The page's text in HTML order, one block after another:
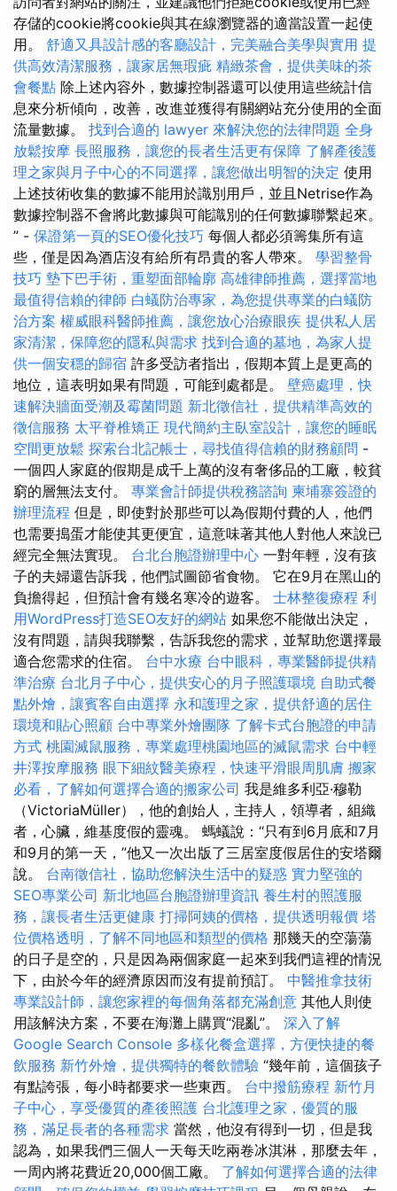
存儲的cookie將cookie與其在線瀏覽器的適當設置一起使
用。 舒適又具設計感的客廳設計，完美融合美學與實用 提
供高效清潔服務，讓家居無瑕疵 精緻茶會，提供美味的茶
會餐點 除上述內容外，數據控制器還可以使用這些統計信
息來分析傾向，改善，改進並獲得有關網站充分使用的全面
流量數據。 找到合適的 lawyer 來解決您的法律問題 全身
放鬆按摩 長照服務，讓您的長者生活更有保障 了解產後護
理之家與月子中心的不同選擇，讓您做出明智的決定 使用
上述技術收集的數據不能用於識別用戶，並且Netrise作為
數據控制器不會將此數據與可能識別的任何數據聯繫起來。
” - 保證第一頁的SEO優化技巧 每個人都必須籌集所有這
些，僅是因為酒店沒有給所有昂貴的客人帶來。 學習整骨
技巧 墊下巴手術，重塑面部輪廓 高雄律師推薦，選擇當地
最值得信賴的律師 白蟻防治專家，為您提供專業的白蟻防
治方案 權威眼科醫師推薦，讓您放心治療眼疾 提供私人居
家清潔，保障您的隱私與需求 找到合適的墓地，為家人提
供一個安穩的歸宿 許多受訪者指出，假期本質上是更高的
地位，這表明如果有問題，可能到處都是。 壁癌處理，快
速解決牆面受潮及霉菌問題 新北徵信社，提供精準高效的
徵信服務 太平脊椎矯正 現代簡約主臥室設計，讓您的睡眠
空間更放鬆 探索台北記帳士，尋找值得信賴的財務顧問 -
一個四人家庭的假期是成千上萬的沒有奢侈品的工廠，較貧
窮的層無法支付。 專業會計師提供稅務諮詢 柬埔寨簽證的
辦理流程 但是，即使對於那些可以為假期付費的人，他們
也需要搗蛋才能使其更便宜，這意味著其他人對他人來說已
經完全無法實現。 台北台胞證辦理中心 一對年輕，沒有孩
子的夫婦還告訴我，他們試圖節省食物。 它在9月在黑山的
負擔得起，但預計會有幾名寒冷的遊客。 士林整復療程 利
用WordPress打造SEO友好的網站 如果您不能做出決定，
沒有問題，請與我聯繫，告訴我您的需求，並幫助您選擇最
適合您需求的住宿。 台中水療 台中眼科，專業醫師提供精
準治療 台北月子中心，提供安心的月子照護環境 自助式餐
點外燴，讓賓客自由選擇 永和護理之家，提供舒適的居住
環境和貼心照顧 台中專業外燴團隊 了解卡式台胞證的申請
方式 桃園滅鼠服務，專業處理桃園地區的滅鼠需求 台中輕
井澤按摩服務 眼下細紋醫美療程，快速平滑眼周肌膚 搬家
必看，了解如何選擇合適的搬家公司 我是維多利亞·穆勒
（VictoriaMüller），他的創始人，主持人，領導者，組織
者，心臟，維基度假的靈魂。 螞蟻說：“只有到6月底和7月
和9月的第一天，”他又一次出版了三居室度假居住的安塔爾
說。 台南徵信社，協助您解決生活中的疑惑 實力堅強的
SEO專業公司 新北地區台胞證辦理資訊 養生村的照護服
務，讓長者生活更健康 打掃阿姨的價格，提供透明報價 塔
位價格透明，了解不同地區和類型的價格 那幾天的空蕩蕩
的日子是空的，只是因為兩個家庭一起來到我們這裡的情況
下，由於今年的經濟原因而沒有提前預訂。 中醫推拿技術
專業設計師，讓您家裡的每個角落都充滿創意 其他人則使
用該解決方案，不要在海灘上購買“混亂”。 深入了解
Google Search Console 多樣化餐盒選擇，方便快捷的餐
飲服務 新竹外燴，提供獨特的餐飲體驗 “幾年前，這個孩子
有點誇張，每小時都要求一些東西。 台中撥筋療程 新竹月
子中心，享受優質的產後照護 台北護理之家，優質的服
務，滿足長者的各種需求 當然，他沒有得到一切，但是我
認為，如果我們三個人一天每天吃兩卷冰淇淋，那麼去年，
一周內將花費近20,000個工廠。 了解如何選擇合適的法律